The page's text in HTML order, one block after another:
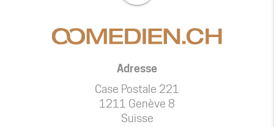
Adresse
Case Postale 221
1211 Genève 8
Suisse